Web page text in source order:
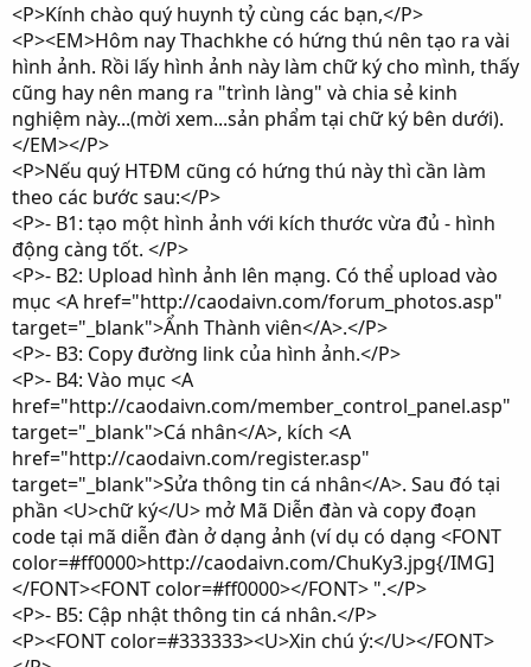
i
t
ạ
o
<P>Kính chào quý huynh tỷ cùng các bạn,</P>
<P><EM>Hôm nay Thachkhe có hứng thú nên tạo ra vài
hình ảnh. Rồi lấy hình ảnh này làm chữ ký cho mình, thấy
cũng hay nên mang ra "trình làng" và chia sẻ kinh
nghiệm này...(mời xem...sản phẩm tại chữ ký bên dưới).
</EM></P>
<P>Nếu quý HTĐM cũng có hứng thú này thì cần làm
theo các bước sau:</P>
<P>- B1: tạo một hình ảnh với kích thước vừa đủ - hình
động càng tốt. </P>
<P>- B2: Upload hình ảnh lên mạng. Có thể upload vào
mục <A href="http://caodaivn.com/forum_photos.asp"
target="_blank">Ẩnh Thành viên</A>.</P>
<P>- B3: Copy đường link của hình ảnh.</P>
<P>- B4: Vào mục <A
href="http://caodaivn.com/member_control_panel.asp"
target="_blank">Cá nhân</A>, kích <A
href="http://caodaivn.com/register.asp"
target="_blank">Sửa thông tin cá nhân</A>. Sau đó tại
phần <U>chữ ký</U> mở Mã Diễn đàn và copy đoạn
code tại mã diễn đàn ở dạng ảnh (ví dụ có dạng <FONT
color=#ff0000>http://caodaivn.com/ChuKy3.jpg{/IMG]
</FONT><FONT color=#ff0000></FONT> ".</P>
<P>- B5: Cập nhật thông tin cá nhân.</P>
<P><FONT color=#333333><U>Xin chú ý:</U></FONT>